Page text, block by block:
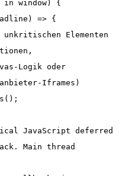
Iframes)
Main thread